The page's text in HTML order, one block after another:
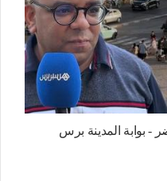
بوابة المدينة برس